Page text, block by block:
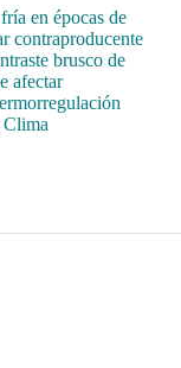
en épocas de
contraproducente
brusco de
afectar
Clima